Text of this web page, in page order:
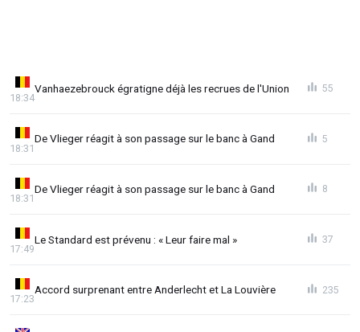
Vanhaezebrouck égratigne déjà les recrues de l'Union
18:34
55
De Vlieger réagit à son passage sur le banc à Gand
18:31
5
De Vlieger réagit à son passage sur le banc à Gand
18:31
8
Le Standard est prévenu : « Leur faire mal »
17:49
37
Accord surprenant entre Anderlecht et La Louvière
17:23
235